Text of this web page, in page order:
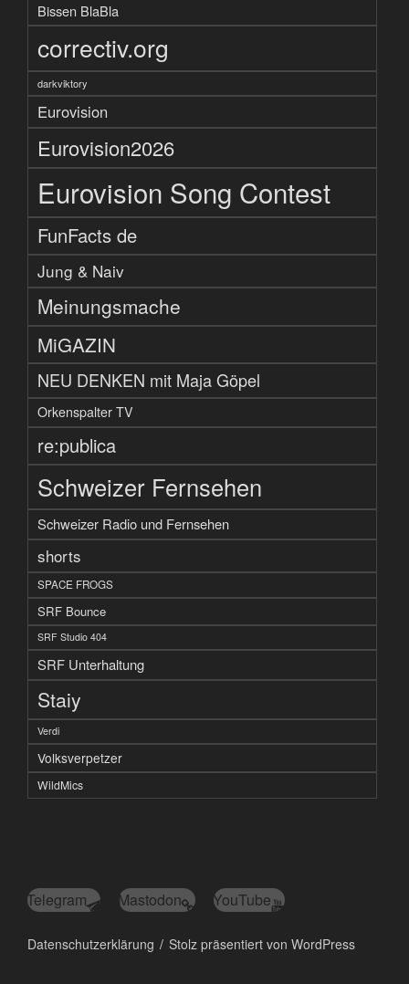
Bissen BlaBla
correctiv.org
darkviktory
Eurovision
Eurovision2026
Eurovision Song Contest
FunFacts de
Jung & Naiv
Meinungsmache
MiGAZIN
NEU DENKEN mit Maja Göpel
Orkenspalter TV
re:publica
Schweizer Fernsehen
Schweizer Radio und Fernsehen
shorts
SPACE FROGS
SRF Bounce
SRF Studio 404
SRF Unterhaltung
Staiy
Verdi
Volksverpetzer
WildMics
Telegram Mastodon YouTube
Datenschutzerklärung Stolz präsentiert von WordPress